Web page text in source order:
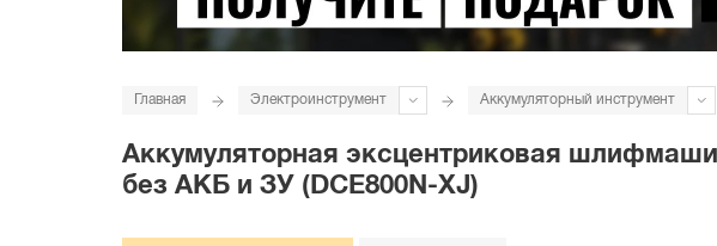
Главная Электроинструмент Аккумуляторный инструмент
Аккумуляторная эксцентриковая
без АКБ и ЗУ (DCE800N-XJ)